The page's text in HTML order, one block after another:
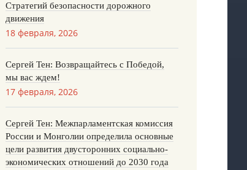
Стратегий безопасности дорожного
движения
18 февраля, 2026
Сергей Тен: Возвращайтесь с Победой,
мы вас ждем!
17 февраля, 2026
Сергей Тен: Межпарламентская комиссия
России и Монголии определила основные
цели развития двусторонних социально-
экономических отношений до 2030 года